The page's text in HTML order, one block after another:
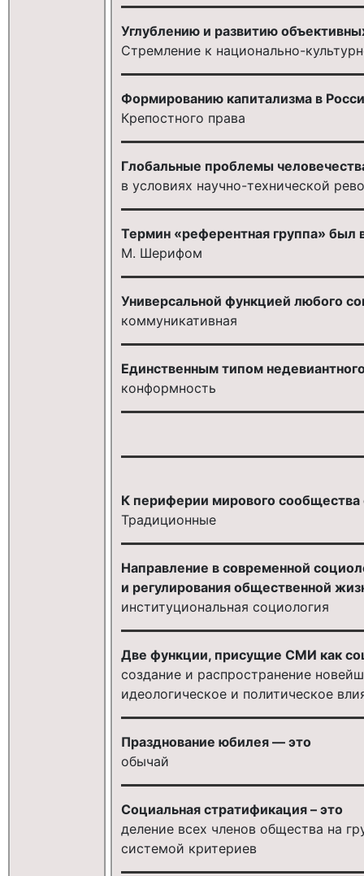
Углублению и развитию
Стремление к национально-
Формированию капитализма в
Крепостного права
Глобальные проблемы
в условиях научно-технической
Термин «референтная группа» был
М. Шерифом
Универсальной функцией любого
коммуникативная
Единственным типом
конформность
К периферии мирового сообщества
Традиционные
Направление в современной
и регулирования общественной
институциональная социология
Две функции, присущие СМИ как
создание и распространение
идеологическое и политическое
Празднование юбилея — это
обычай
Социальная стратификация – это
деление всех членов общества на
системой критериев